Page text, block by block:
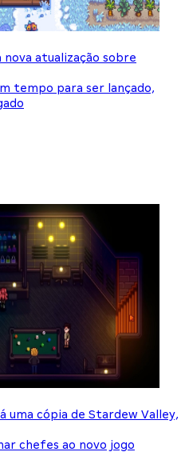
atualização sobre
tempo para ser lançado,
uma cópia de Stardew Valley,
chefes ao novo jogo